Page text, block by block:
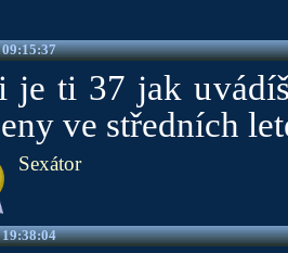
je ti 37 jak
ve středních
Sexátor